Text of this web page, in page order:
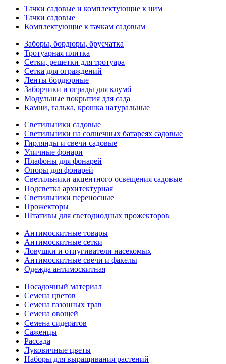
Тачки садовые и комплектующие к ним
Тачки садовые
Комплектующие к тачкам садовым
Заборы, бордюры, брусчатка
Тротуарная плитка
Сетки, решетки для тротуара
Сетка для ограждений
Ленты бордюрные
Заборчики и ограды для клумб
Модульные покрытия для сада
Камни, галька, крошка натуральные
Светильники садовые
Светильники на солнечных батареях садовые
Гирлянды и свечи садовые
Уличные фонари
Плафоны для фонарей
Опоры для фонарей
Светильники акцентного освещения садовые
Подсветка архитектурная
Светильники переносные
Прожекторы
Штативы для светодиодных прожекторов
Антимоскитные товары
Антимоскитные сетки
Ловушки и отпугиватели насекомых
Антимоскитные свечи и факелы
Одежда антимоскитная
Посадочный материал
Семена цветов
Семена газонных трав
Семена овощей
Семена сидератов
Саженцы
Рассада
Луковичные цветы
Наборы для выращивания растений